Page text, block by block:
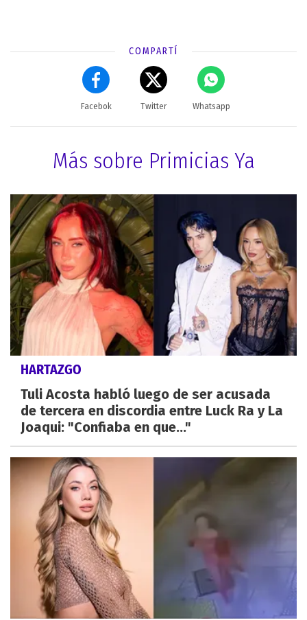
COMPARTÍ
Facebok Twitter Whatsapp
Más sobre Primicias Ya
HARTAZGO
Tuli Acosta habló luego de ser acusada
de tercera en discordia entre Luck Ra y La
Joaqui: "Confiaba en que..."